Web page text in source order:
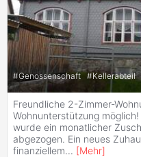
#Genossenschaft #Kellerabteil
Freundliche 2-Zimmer-
Wohnunterstützung
wurde ein monatlicher
abgezogen. Ein neues
finanziellem... [Mehr]